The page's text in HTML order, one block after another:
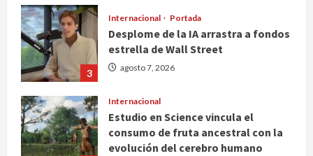
3
Internacional Portada
Desplome de la IA arrastra a fondos
estrella de Wall Street
agosto 7, 2026
Internacional
Estudio en Science vincula el
consumo de fruta ancestral con la
evolución del cerebro humano